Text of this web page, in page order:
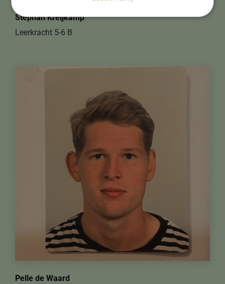
Stephan Kreijkamp
Leerkracht 5-6 B
Pelle de Waard